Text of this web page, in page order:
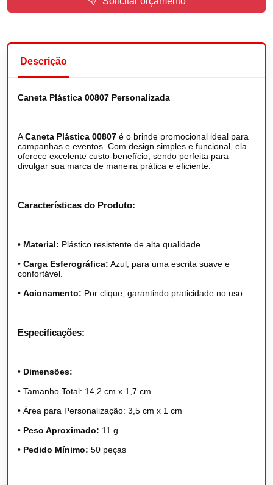
Descrição
Caneta Plástica 00807 Personalizada
ACaneta Plástica 00807 é o brinde promocional ideal para
campanhas e eventos. Com design simples e funcional, ela
oferece excelente custo-benefício, sendo perfeita para
divulgar sua marca de maneira prática e eficiente.
Características do Produto:
• Material: Plástico resistente de alta qualidade.
• Carga Esferográfica: Azul, para uma escrita suave e
confortável.
• Acionamento: Por clique, garantindo praticidade no uso.
Especificações:
• Dimensões:
• Tamanho Total: 14,2 cm x 1,7 cm
• Área para Personalização: 3,5 cm x 1 cm
• Peso Aproximado: 11 g
• Pedido Mínimo: 50 peças